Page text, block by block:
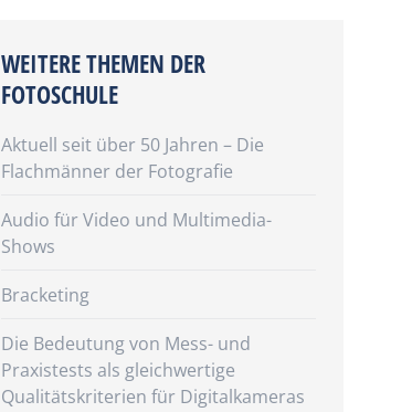
WEITERE THEMEN DER
FOTOSCHULE
Aktuell seit über 50 Jahren – Die
Flachmänner der Fotografie
Audio für Video und Multimedia-
Shows
Bracketing
Die Bedeutung von Mess- und
Praxistests als gleichwertige
Qualitätskriterien für Digitalkameras